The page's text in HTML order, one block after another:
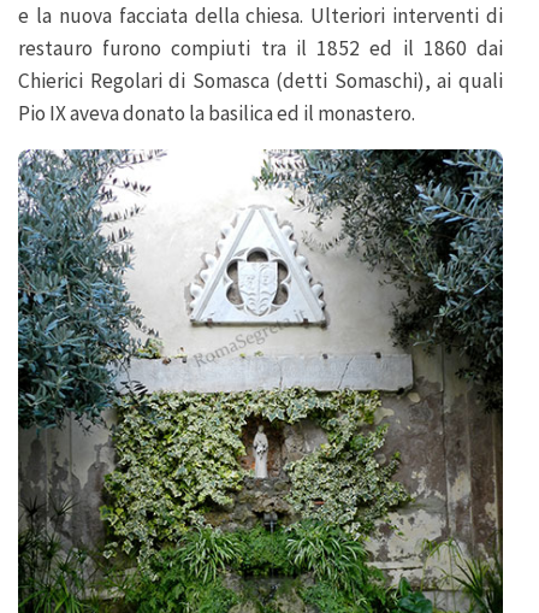
e la nuova facciata della chiesa. Ulteriori interventi di
restauro furono compiuti tra il 1852 ed il 1860 dai
Chierici Regolari di Somasca (detti Somaschi), ai quali
Pio IX aveva donato la basilica ed il monastero.